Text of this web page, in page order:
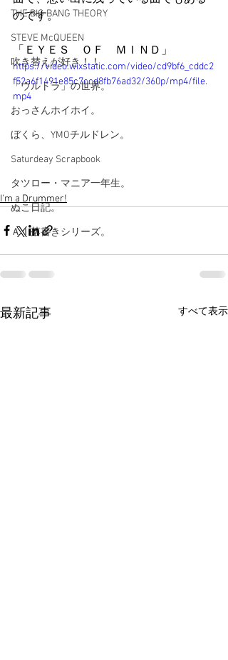
THE BIG BANG THEORY
STEVE McQUEEN
吹き替えが好き！！
「ウルトラ」の世界。
おっさんホイホイ。
ぼくら、YMOチルドレン。
Saturdeay Scrapbook
タツロー・マニア一年生。
ぬこ日記。
ＡＩ落書きシリーズ。
のです。
「ＥＹＥＳ　ＯＦ　ＭＩＮＤ」
https://video.wixstatic.com/video/cd9bf6_cddc2
f52a6f1491e85c7ccd8fb76ad32/360p/mp4/file.
mp4
I'm a Drummer!
最新記事 すべて表示